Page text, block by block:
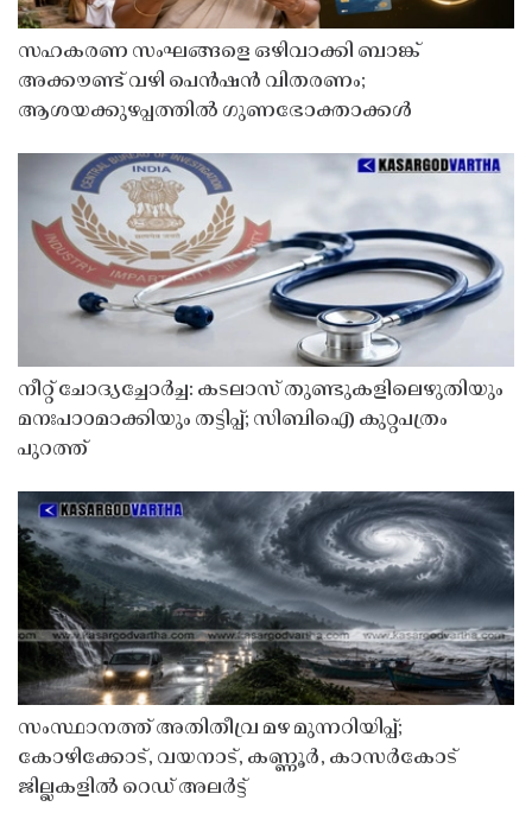
സഹകരണ സംഘങ്ങളെ ഒഴിവാക്കി ബാങ്ക്
അക്കൗണ്ട് വഴി പെൻഷൻ വിതരണം;
ആശയക്കുഴപ്പത്തിൽ ഗുണഭോക്താക്കൾ
നീറ്റ് ചോദ്യച്ചോർച്ച: കടലാസ് തുണ്ടുകളിലെഴുതിയും
മനഃപാഠമാക്കിയും തട്ടിപ്പ്; സിബിഐ കുറ്റപത്രം
പുറത്ത്
സംസ്ഥാനത്ത് അതിതീവ്ര മഴ മുന്നറിയിപ്പ്;
കോഴിക്കോട്, വയനാട്, കണ്ണൂർ, കാസർകോട്
ജില്ലകളിൽ റെഡ് അലർട്ട്